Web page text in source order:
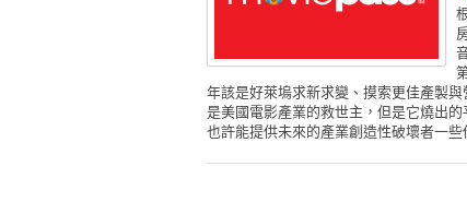
年該是好萊塢求新求變、摸索更佳產製
是美國電影產業的救世主，但是它燒出
也許能提供未來的產業創造性破壞者一些